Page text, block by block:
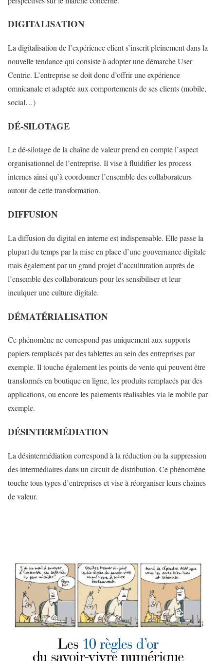
DIGITALISATION
La digitalisation de l’expérience client s’inscrit pleinement dans la
nouvelle tendance qui consiste à adopter une démarche User
Centric. L’entreprise se doit donc d’offrir une expérience
omnicanale et adaptée aux comportements de ses clients (mobile,
social…)
DÉ-SILOTAGE
Le dé-silotage de la chaîne de valeur prend en compte l’aspect
organisationnel de l’entreprise. Il vise à fluidifier les process
internes ainsi qu’à coordonner l’ensemble des collaborateurs
autour de cette transformation.
DIFFUSION
La diffusion du digital en interne est indispensable. Elle passe la
plupart du temps par la mise en place d’une gouvernance digitale
mais également par un grand projet d’acculturation auprès de
l’ensemble des collaborateurs pour les sensibiliser et leur
inculquer une culture digitale.
DÉMATÉRIALISATION
Ce phénomène ne correspond pas uniquement aux supports
papiers remplacés par des tablettes au sein des entreprises par
exemple. Il touche également les points de vente qui peuvent être
transformés en boutique en ligne, les produits remplacés par des
applications, ou encore les paiements réalisables via le mobile par
exemple.
DÉSINTERMÉDIATION
La désintermédiation correspond à la réduction ou la suppression
des intermédiaires dans un circuit de distribution. Ce phénomène
touche tous types d’entreprises et vise à réorganiser leurs chaines
de valeur.